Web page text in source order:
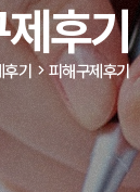
후기
후기 피해구제후기